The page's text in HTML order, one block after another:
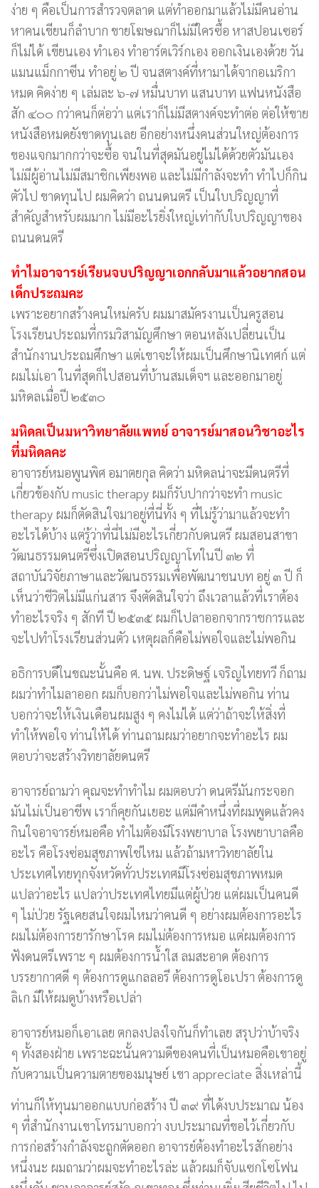
ง่าย ๆ คือเป็นการสำรวจตลาด แต่ทำออกมาแล้วไม่มีคนอ่าน
หาคนเขียนก็ลำบาก ขายโฆษณาก็ไม่มีใครซื้อ หาสปอนเซอร์
ก็ไม่ได้ เขียนเอง ทำเอง ทำอาร์ตเวิร์กเอง ออกเงินเองด้วย วัน
แมนแม็กกาซีน ทำอยู่ ๒ ปี จนสตางค์ที่หามาได้จากอเมริกา
หมด คิดง่าย ๆ เล่มละ ๖-๗ หมื่นบาท แสนบาท แฟนหนังสือ
สัก ๔๐๐ กว่าคนก็ต่อว่า แต่เราก็ไม่มีสตางค์จะทำต่อ ต่อให้ขาย
หนังสือหมดยังขาดทุนเลย อีกอย่างหนึ่งคนส่วนใหญ่ต้องการ
ของแจกมากกว่าจะซื้อ จนในที่สุดมันอยู่ไม่ได้ด้วยตัวมันเอง
ไม่มีผู้อ่านไม่มีสมาชิกเพียงพอ และไม่มีกำลังจะทำ ทำไปก็กิน
ตัวไป ขาดทุนไป ผมคิดว่า ถนนดนตรี เป็นใบปริญญาที่
สำคัญสำหรับผมมาก ไม่มีอะไรยิ่งใหญ่เท่ากับใบปริญญาของ
ถนนดนตรี
ทำไมอาจารย์เรียนจบปริญญาเอกกลับมาแล้วอยากสอน
เด็กประถมคะ
เพราะอยากสร้างคนใหม่ครับ ผมมาสมัครงานเป็นครูสอน
โรงเรียนประถมที่กรมวิสามัญศึกษา ตอนหลังเปลี่ยนเป็น
สำนักงานประถมศึกษา แต่เขาจะให้ผมเป็นศึกษานิเทศก์ แต่
ผมไม่เอา ในที่สุดก็ไปสอนที่บ้านสมเด็จฯ และออกมาอยู่
มหิดลเมื่อปี ๒๕๓๐
มหิดลเป็นมหาวิทยาลัยแพทย์ อาจารย์มาสอนวิชาอะไร
ที่มหิดลคะ
อาจารย์หมอพูนพิศ อมาตยกุล คิดว่า มหิดลน่าจะมีดนตรีที่
เกี่ยวข้องกับ music therapy ผมก็รับปากว่าจะทำ music
therapy ผมก็ตัดสินใจมาอยู่ที่นี่ทั้ง ๆ ที่ไม่รู้ว่ามาแล้วจะทำ
อะไรได้บ้าง แต่รู้ว่าที่นี่ไม่มีอะไรเกี่ยวกับดนตรี ผมสอนสาขา
วัฒนธรรมดนตรีซึ่งเปิดสอนปริญญาโทในปี ๓๒ ที่
สถาบันวิจัยภาษาและวัฒนธรรมเพื่อพัฒนาชนบท อยู่ ๓ ปี ก็
เห็นว่าชีวิตไม่มีแก่นสาร จึงตัดสินใจว่า ถึงเวลาแล้วที่เราต้อง
ทำอะไรจริง ๆ สักที ปี ๒๕๓๕ ผมก็ไปลาออกจากราชการและ
จะไปทำโรงเรียนส่วนตัว เหตุผลก็คือไม่พอใจและไม่พอกิน
อธิการบดีในขณะนั้นคือ ศ. นพ. ประดิษฐ์ เจริญไทยทวี ก็ถาม
ผมว่าทำไมลาออก ผมก็บอกว่าไม่พอใจและไม่พอกิน ท่าน
บอกว่าจะให้เงินเดือนผมสูง ๆ คงไม่ได้ แต่ว่าถ้าจะให้สิ่งที่
ทำให้พอใจ ท่านให้ได้ ท่านถามผมว่าอยากจะทำอะไร ผม
ตอบว่าจะสร้างวิทยาลัยดนตรี
อาจารย์ถามว่า คุณจะทำทำไม ผมตอบว่า ดนตรีมันกระจอก
มันไม่เป็นอาชีพ เราก็คุยกันเยอะ แต่มีคำหนึ่งที่ผมพูดแล้วคง
กินใจอาจารย์หมอคือ ทำไมต้องมีโรงพยาบาล โรงพยาบาลคือ
อะไร คือโรงซ่อมสุขภาพใช่ไหม แล้วถ้ามหาวิทยาลัยใน
ประเทศไทยทุกจังหวัดทั่วประเทศมีโรงซ่อมสุขภาพหมด
แปลว่าอะไร แปลว่าประเทศไทยมีแต่ผู้ป่วย แต่ผมเป็นคนดี
ๆ ไม่ป่วย รัฐเคยสนใจผมไหมว่าคนดี ๆ อย่างผมต้องการอะไร
ผมไม่ต้องการยารักษาโรค ผมไม่ต้องการหมอ แต่ผมต้องการ
ฟังดนตรีเพราะ ๆ ผมต้องการน้ำใส ลมสะอาด ต้องการ
บรรยากาศดี ๆ ต้องการดูแกลลอรี ต้องการดูโอเปรา ต้องการดู
ลิเก มีให้ผมดูบ้างหรือเปล่า
อาจารย์หมอก็เอาเลย ตกลงปลงใจกันก็ทำเลย สรุปว่าบ้าจริง
ๆ ทั้งสองฝ่าย เพราะฉะนั้นความดีของคนที่เป็นหมอคือเขาอยู่
กับความเป็นความตายของมนุษย์ เขา appreciate สิ่งเหล่านี้
ท่านก็ให้ทุนมาออกแบบก่อสร้าง ปี ๓๙ ที่ได้งบประมาณ น้อง
ๆ ที่สำนักงานเขาโทรมาบอกว่า งบประมาณที่ขอไว้เกี่ยวกับ
การก่อสร้างกำลังจะถูกตัดออก อาจารย์ต้องทำอะไรสักอย่าง
หนึ่งนะ ผมถามว่าผมจะทำอะไรล่ะ แล้วผมก็จับแซกโซโฟน